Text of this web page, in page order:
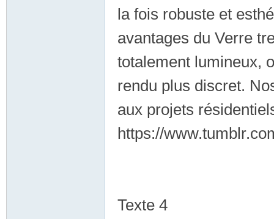
la fois robuste et
avantages du Verre
totalement lumineux,
rendu plus discret.
aux projets
https://
Texte 4